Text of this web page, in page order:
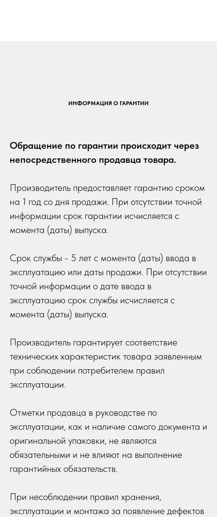
ИНФОРМАЦИЯ О ГАРАНТИИ
Обращение по гарантии происходит через
непосредственного продавца товара.
Производитель предоставляет гарантию сроком
на 1 год со дня продажи. При отсутствии точной
информации срок гарантии исчисляется с
момента (даты) выпуска.
Срок службы - 5 лет с момента (даты) ввода в
эксплуатацию или даты продажи. При отсутствии
точной информации о дате ввода в
эксплуатацию срок службы исчисляется с
момента (даты) выпуска.
Производитель гарантирует соответствие
технических характеристик товара заявленным
при соблюдении потребителем правил
эксплуатации.
Отметки продавца в руководстве по
эксплуатации, как и наличие самого документа и
оригинальной упаковки, не являются
обязательными и не влияют на выполнение
гарантийных обязательств.
При несоблюдении правил хранения,
эксплуатации и монтажа за появление дефектов